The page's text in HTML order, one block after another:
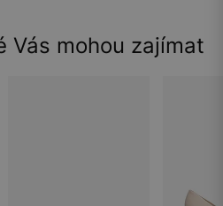
Vás mohou zajímat